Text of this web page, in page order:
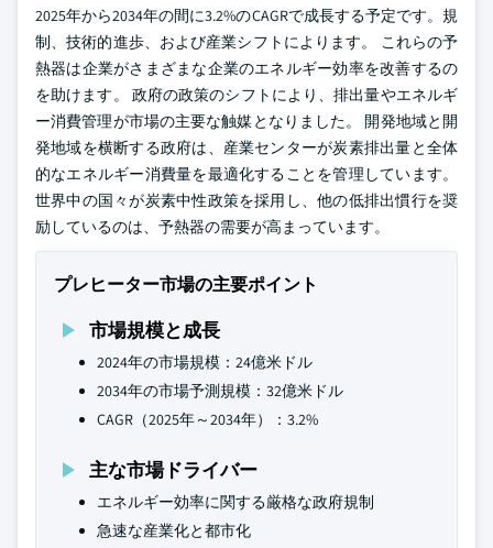
2025年から2034年の間に3.2%のCAGRで成長する予定です。規
制、技術的進歩、および産業シフトによります。 これらの予
熱器は企業がさまざまな企業のエネルギー効率を改善するの
を助けます。 政府の政策のシフトにより、排出量やエネルギ
ー消費管理が市場の主要な触媒となりました。 開発地域と開
発地域を横断する政府は、産業センターが炭素排出量と全体
的なエネルギー消費量を最適化することを管理しています。
世界中の国々が炭素中性政策を採用し、他の低排出慣行を奨
励しているのは、予熱器の需要が高まっています。
プレヒーター市場の主要ポイント
市場規模と成長
2024年の市場規模：24億米ドル
2034年の市場予測規模：32億米ドル
CAGR（2025年～2034年）：3.2%
主な市場ドライバー
エネルギー効率に関する厳格な政府規制
急速な産業化と都市化